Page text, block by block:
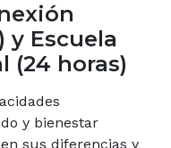
y Escuela
(24 horas)
y bienestar
sus diferencias y